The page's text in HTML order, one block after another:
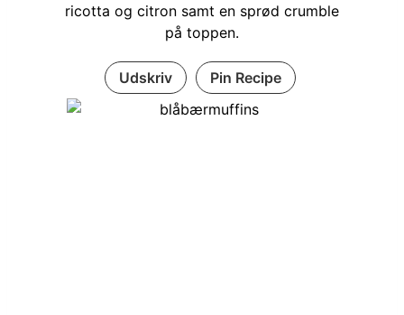
ricotta og citron samt en sprød crumble
på toppen.
Udskriv Pin Recipe